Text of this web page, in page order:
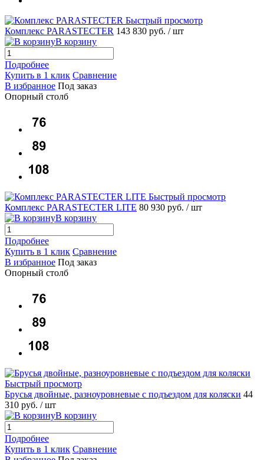
Быстрый просмотр
Комплекс PARASTECTER 143 830 руб. / шт
В корзину
Подробнее
Купить в 1 клик Сравнение
В избранное Под заказ
Опорный столб
Быстрый просмотр
Комплекс PARASTECTER LITE 80 930 руб. / шт
В корзину
Подробнее
Купить в 1 клик Сравнение
В избранное Под заказ
Опорный столб
Быстрый просмотр
Брусья двойные, разноуровневые с подъездом для коляски 44
310 руб. / шт
В корзину
Подробнее
Купить в 1 клик Сравнение